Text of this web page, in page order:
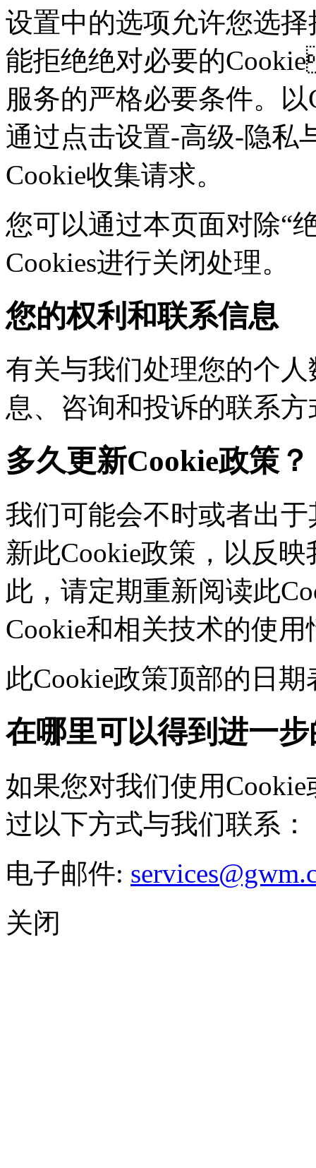
设置中的选项允许您选
能拒绝绝对必要的
服务的严格必要条件。以
通过点击设置-高级-隐私
Cookie收集请求。
您可以通过本页面对除“
Cookies进行关闭处理。
您的权利和联系信息
有关与我们处理您的个
息、咨询和投诉的联系
多久更新Cookie政策？
我们可能会不时或者出于
新此Cookie政策，以
此，请定期重新阅读此
Cookie和相关技术的使用
此Cookie政策顶部的日
在哪里可以得到进一
如果您对我们使用Cookie
过以下方式与我们联系：
电子邮件:
关闭